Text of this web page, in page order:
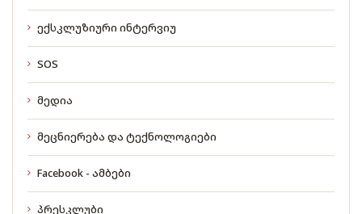
ექსკლუზიური ინტერვიუ
SOS
მედია
მეცნიერება და ტექნოლოგიები
Facebook - ამბები
პრესკლუბი